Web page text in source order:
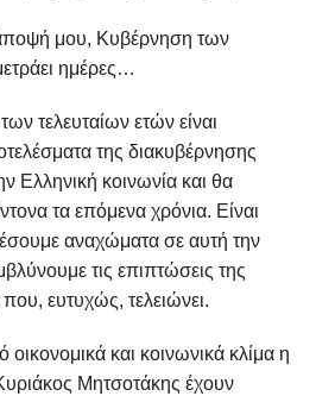
μου, Κυβέρνηση των
ημέρες…
τελευταίων ετών είναι
της διακυβέρνησης
Ελληνική κοινωνία και θα
τα επόμενα χρόνια. Είναι
αναχώματα σε αυτή την
τις επιπτώσεις της
ευτυχώς, τελειώνει.
και κοινωνικά κλίμα η
Μητσοτάκης έχουν